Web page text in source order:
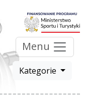
Menu
Kategorie